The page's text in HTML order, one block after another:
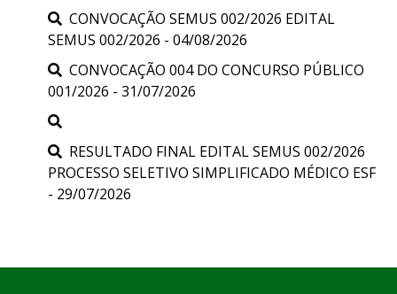
CONVOCAÇÃO SEMUS 002/2026 EDITAL
SEMUS 002/2026 - 04/08/2026
CONVOCAÇÃO 004 DO CONCURSO PÚBLICO
001/2026 - 31/07/2026
RESULTADO FINAL EDITAL SEMUS 002/2026
PROCESSO SELETIVO SIMPLIFICADO MÉDICO ESF
- 29/07/2026